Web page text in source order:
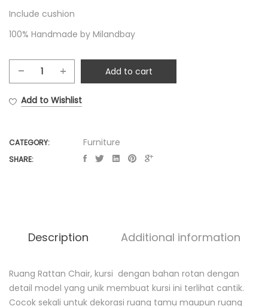
Include cushion
100% Handmade by Milandbay
Ruang
Chair
Add to cart
Add to Wishlist
CATEGORY: Furniture
SHARE:
Description Additional information
D
e
Ruang Rattan Chair, kursi dengan bahan rotan dengan
detail model yang unik membuat kursi ini terlihat cantik.
Cocok sekali untuk dekorasi ruang tamu maupun ruang